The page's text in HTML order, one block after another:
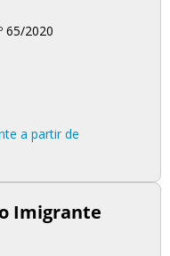
65/2020
a partir de
Imigrante